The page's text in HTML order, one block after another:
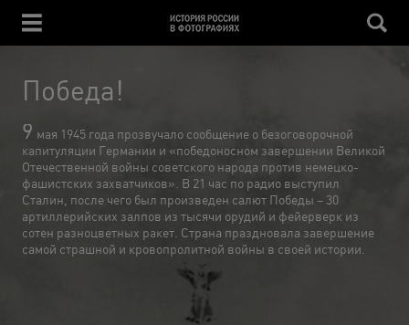
Победа!
9 мая 1945 года прозвучало сообщение о безоговорочной
капитуляции Германии и «победоносном завершении Великой
Отечественной войны советского народа против немецко-
фашистских захватчиков». В 21 час по радио выступил
Сталин, после чего был произведен салют Победы – 30
артиллерийских залпов из тысячи орудий и фейерверк из
сотен разноцветных ракет. Страна праздновала завершение
самой страшной и кровопролитной войны в своей истории.